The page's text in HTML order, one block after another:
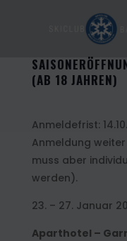
(AB 18 JAHREN)
Anmeldefrist:
Anmeldung
muss aber
werden).
23. – 27. Januar
Aparthotel –